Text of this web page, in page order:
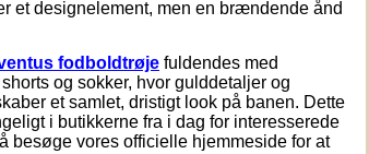
et designelement, men en brændende ånd
fodboldtrøje fuldendes med
og sokker, hvor gulddetaljer og
et samlet, dristigt look på banen. Dette
i butikkerne fra i dag for interesserede
besøge vores officielle hjemmeside for at